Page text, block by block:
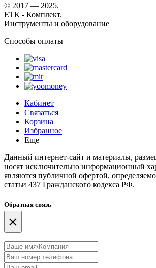
© 2017 — 2025.
ЕТК - Комплект.
Инструменты и оборудование
Способы оплаты
Кабинет
Связаться
Корзина
Избранное
Еще
Данный интернет-сайт и материалы,
носят исключительно информационный
являются публичной офертой,
статьи 437 Гражданского кодекса РФ.
Обратная связь
×